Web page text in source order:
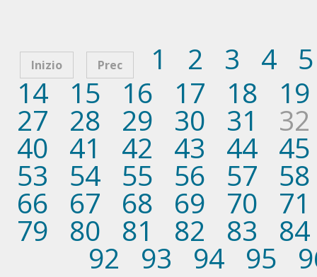
Inizio Prec 1 2 3 4
5
14
15 16 17 18 19
27 28 29 30 31 32
40 41 42 43 44 45
53 54 55 56 57 58
66 67 68 69 70 71
79 80 81 82 83 84
92 93 94 95